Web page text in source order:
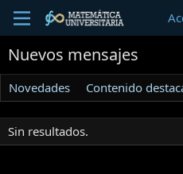
Nuevos mensajes
Novedades Contenido
Sin resultados.